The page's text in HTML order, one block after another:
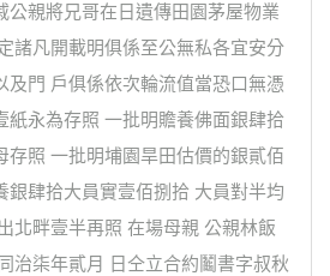
公親將兄哥在日遺傳田園茅屋物業
諸凡開載明俱係至公無私各宜安分
及門 戶俱係依次輪流值當恐口無憑
紙永為存照 一批明贍養佛面銀肆拾
存照 一批明埔園旱田估價的銀貳佰
銀肆拾大員實壹佰捌拾 大員對半均
北畔壹半再照 在場母親 公親林飯
治柒年貳月 日仝立合約鬮書字叔秋